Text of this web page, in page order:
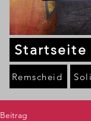
Startseite
Remscheid
Beitrag